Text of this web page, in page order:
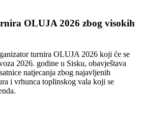
OLUJA 2026 zbog visokih
turnira OLUJA 2026 koji će se
2026. godine u Sisku, obavještava
natjecanja zbog najavljenih
i vrhunca toplinskog vala koji se